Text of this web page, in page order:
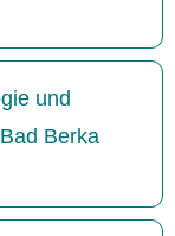
und
Berka